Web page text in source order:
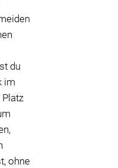
du
im
ohne